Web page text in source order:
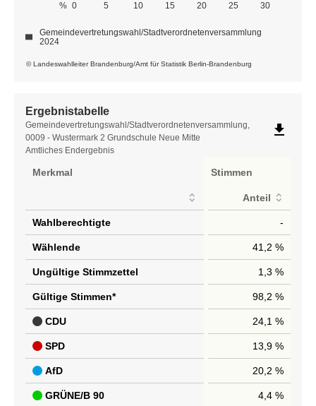
0 5 10 15 20 25 30
%
© Landeswahlleiter Brandenburg/Amt für Statistik Berlin-Brandenburg
Gemeindevertretungswahl/Stadtverordnetenversammlung
2024
Ergebnistabelle
Ergebnistabelle
Gemeindevertretungswahl/Stadtverordnetenversammlung,
0009 - Wustermark 2 Grundschule Neue Mitte
Amtliches Endergebnis
file_download
Merkmal Stimmen
Anteil
Wahlberechtigte -
Wählende 41,2 %
Ungültige Stimmzettel 1,3 %
Gültige Stimmen* 98,2 %
CDU 24,1 %
SPD 13,9 %
AfD 20,2 %
GRÜNE/B 90 4,4 %